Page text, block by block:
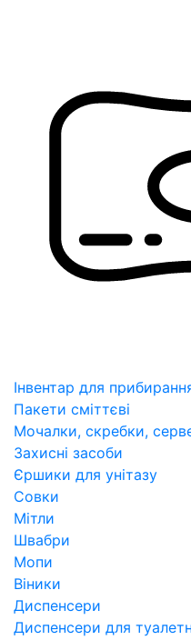
Інвентар для
Пакети сміттєві
Мочалки, скребки,
Захисні засоби
Єршики для унітазу
Совки
Мітли
Швабри
Мопи
Віники
Диспенсери
Диспенсери для